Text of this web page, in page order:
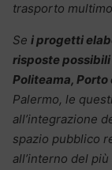
trasporto
Se i progetti
risposte
Politeama, Porto
Palermo, le
all’integrazione
spazio pubblico
all’interno del